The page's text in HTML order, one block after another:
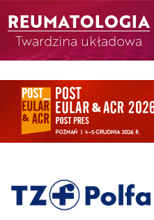
REUMATOLOGIA
Twardzina układowa